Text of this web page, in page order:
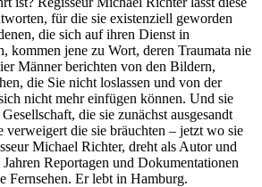
für die sie existenziell geworden
die sich auf ihren Dienst in
kommen jene zu Wort, deren Traumata nie
Männer berichten von den Bildern,
die Sie nicht loslassen und von der
nicht mehr einfügen können. Und sie
die sie zunächst ausgesandt
die sie bräuchten – jetzt wo sie
Michael Richter, dreht als Autor und
Reportagen und Dokumentationen
Fernsehen. Er lebt in Hamburg.